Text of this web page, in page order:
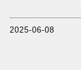
2025-06-08